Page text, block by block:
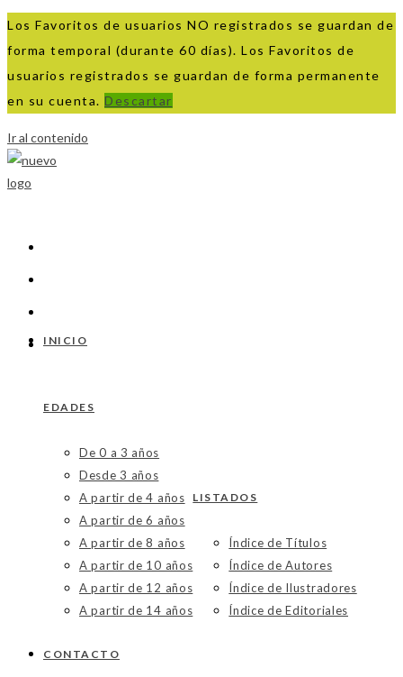
Los Favoritos de usuarios NO registrados se guardan de
forma temporal (durante 60 días). Los Favoritos de
usuarios registrados se guardan de forma permanente
en su cuenta. Descartar
Ir al contenido
INICIO
EDADES
De 0 a 3 años
Desde 3 años
A partir de 4 años
A partir de 6 años
A partir de 8 años
A partir de 10 años
A partir de 12 años
A partir de 14 años
LISTADOS
Índice de Títulos
Índice de Autores
Índice de Ilustradores
Índice de Editoriales
CONTACTO